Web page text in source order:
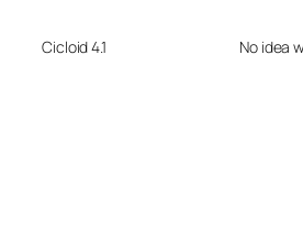
Cicloid 4.1 No idea